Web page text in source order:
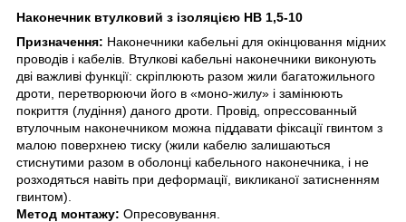
Наконечник втулковий з ізоляцією НВ 1,5-10
Призначення: Наконечники кабельні для окінцювання мідних
проводів і кабелів. Втулкові кабельні наконечники виконують
дві важливі функції: скріплюють разом жили багатожильного
дроти, перетворюючи його в «моно-жилу» і замінюють
покриття (лудіння) даного дроти. Провід, опрессованный
втулочным наконечником можна піддавати фіксації гвинтом з
малою поверхнею тиску (жили кабелю залишаються
стиснутими разом в оболонці кабельного наконечника, і не
розходяться навіть при деформації, викликаної затисненням
гвинтом).
Метод монтажу: Опресовування.